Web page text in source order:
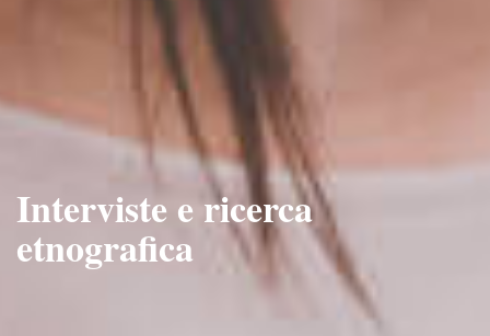
Interviste e ricerca
etnografica